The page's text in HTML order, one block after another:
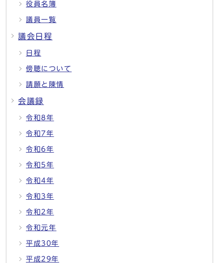
役員名簿
議員一覧
議会日程
日程
傍聴について
請願と陳情
会議録
令和8年
令和7年
令和6年
令和5年
令和4年
令和3年
令和2年
令和元年
平成30年
平成29年